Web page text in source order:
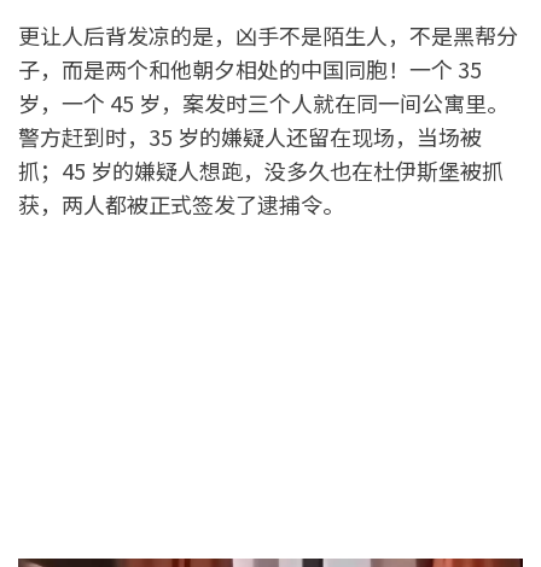
更让人后背发凉的是，凶手不是陌生人，不是黑帮分
子，而是两个和他朝夕相处的中国同胞！一个 35
岁，一个 45 岁，案发时三个人就在同一间公寓里。
警方赶到时，35 岁的嫌疑人还留在现场，当场被
抓；45 岁的嫌疑人想跑，没多久也在杜伊斯堡被抓
获，两人都被正式签发了逮捕令。